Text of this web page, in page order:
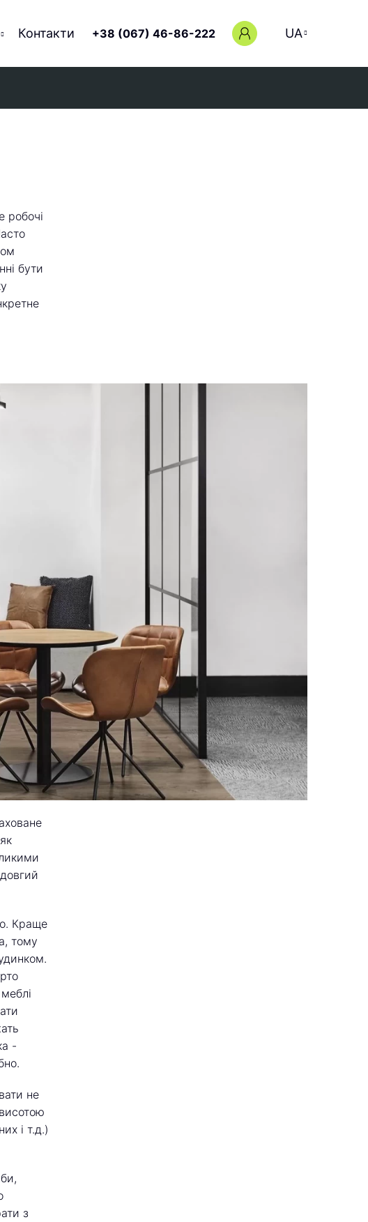
Контакти +38 (067) 46-86-222 UA
робочі
бути
Краще
тому
-
не
і т.д.)
з